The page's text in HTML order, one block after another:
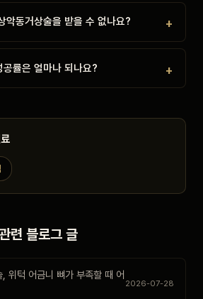
악동거상술을 받을 수 없나요?
률은 얼마나 되나요?
련 블로그 글
, 위턱 어금니 뼈가 부족할 때 어
2026-07-28